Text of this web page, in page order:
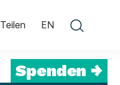
Teilen EN
Spenden →